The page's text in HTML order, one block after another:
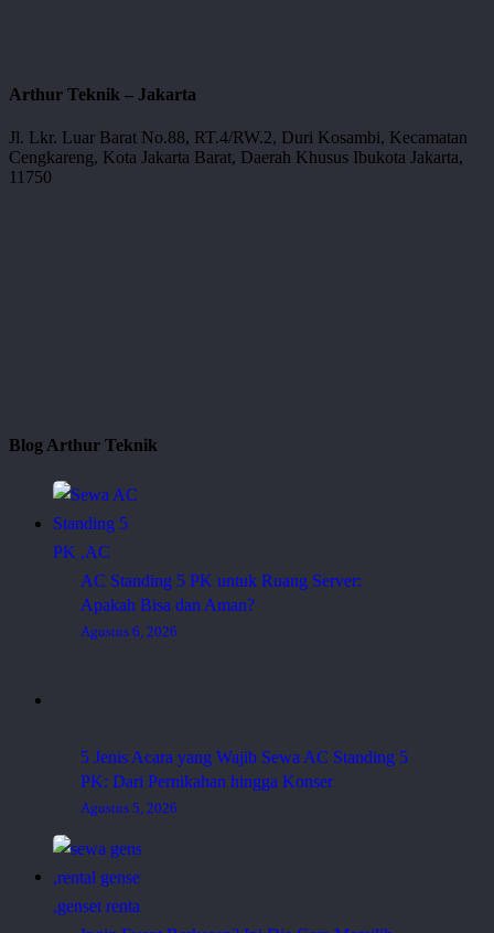
Arthur Teknik – Jakarta
Jl. Lkr. Luar Barat No.88, RT.4/RW.2, Duri Kosambi, Kecamatan
Cengkareng, Kota Jakarta Barat, Daerah Khusus Ibukota Jakarta,
11750
Blog Arthur Teknik
AC Standing 5 PK untuk Ruang Server:
Apakah Bisa dan Aman?
Agustus 6, 2026
5 Jenis Acara yang Wajib Sewa AC Standing 5
PK: Dari Pernikahan hingga Konser
Agustus 5, 2026